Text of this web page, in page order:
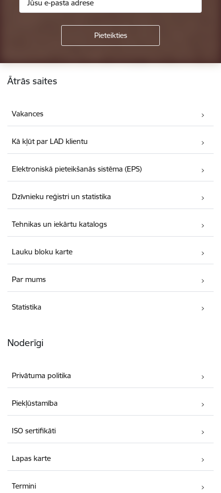
Kājene
Ātrās saites
Vakances
Kā kļūt par LAD klientu
Elektroniskā pieteikšanās sistēma (EPS)
Dzīvnieku reģistri un statistika
Tehnikas un iekārtu katalogs
Lauku bloku karte
Par mums
Statistika
Noderīgi
Privātuma politika
Piekļūstamība
ISO sertifikāti
Lapas karte
Termini